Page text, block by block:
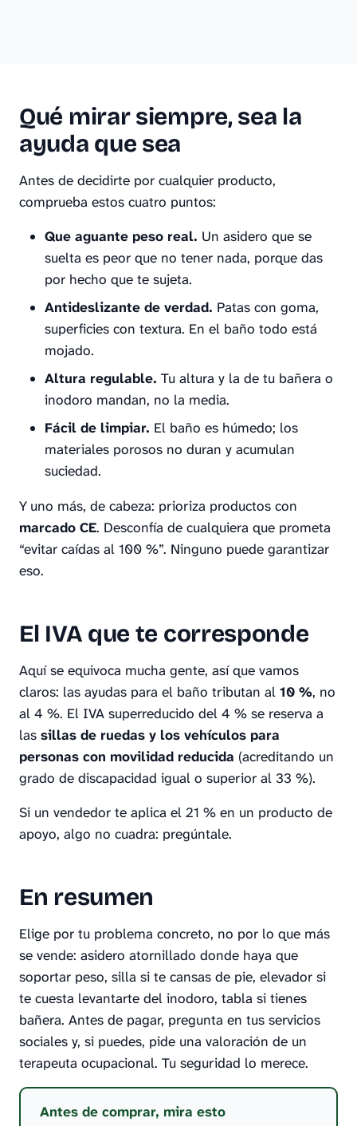
Qué mirar siempre, sea la
ayuda que sea
Antes de decidirte por cualquier producto,
comprueba estos cuatro puntos:
Que aguante peso real. Un asidero que se
suelta es peor que no tener nada, porque das
por hecho que te sujeta.
Antideslizante de verdad. Patas con goma,
superficies con textura. En el baño todo está
mojado.
Altura regulable. Tu altura y la de tu bañera o
inodoro mandan, no la media.
Fácil de limpiar. El baño es húmedo; los
materiales porosos no duran y acumulan
suciedad.
Y uno más, de cabeza: prioriza productos con
marcado CE. Desconfía de cualquiera que prometa
“evitar caídas al 100 %”. Ninguno puede garantizar
eso.
El IVA que te corresponde
Aquí se equivoca mucha gente, así que vamos
claros: las ayudas para el baño tributan al 10 %, no
al 4 %. El IVA superreducido del 4 % se reserva a
las sillas de ruedas y los vehículos para
personas con movilidad reducida (acreditando un
grado de discapacidad igual o superior al 33 %).
Si un vendedor te aplica el 21 % en un producto de
apoyo, algo no cuadra: pregúntale.
En resumen
Elige por tu problema concreto, no por lo que más
se vende: asidero atornillado donde haya que
soportar peso, silla si te cansas de pie, elevador si
te cuesta levantarte del inodoro, tabla si tienes
bañera. Antes de pagar, pregunta en tus servicios
sociales y, si puedes, pide una valoración de un
terapeuta ocupacional. Tu seguridad lo merece.
Antes de comprar, mira esto